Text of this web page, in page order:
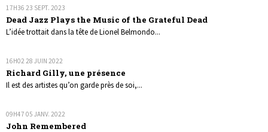
17H36 23 SEPT. 2023
Dead Jazz Plays the Music of the Grateful Dead
L’idée trottait dans la tête de Lionel Belmondo...
16H02 28 JUIN 2022
Richard Gilly, une présence
Il est des artistes qu’on garde près de soi,...
09H47 05 JANV. 2022
John Remembered